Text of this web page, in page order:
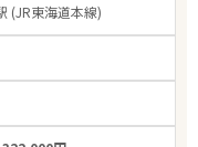
(JR東海道本線)